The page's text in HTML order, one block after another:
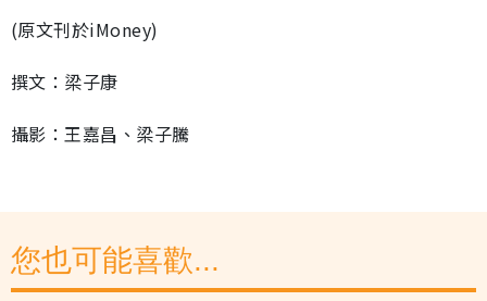
(原文刊於iMoney)
撰文：梁子康
攝影：王嘉昌、梁子騰
您也可能喜歡...